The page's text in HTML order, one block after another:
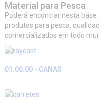
Material para Pesca
Poderá encontrar nesta
produtos para pesca,
comercializados em todo
01.00.00 - CANAS